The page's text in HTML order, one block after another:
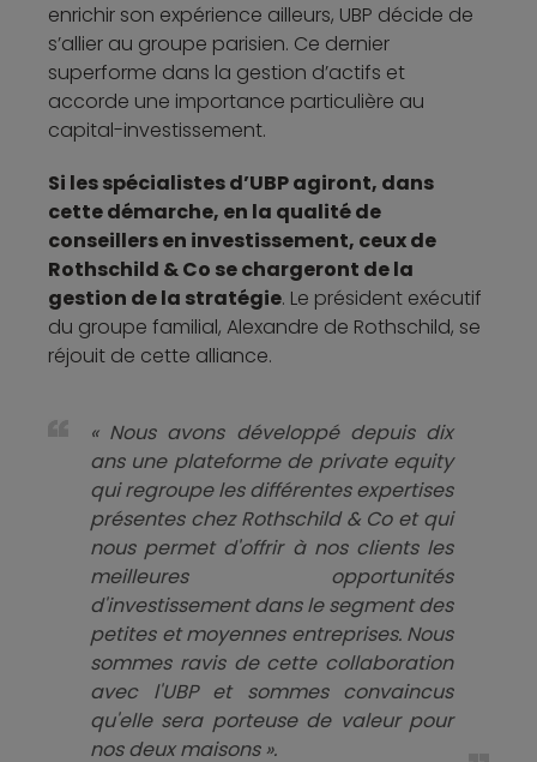
enrichir son expérience ailleurs, UBP décide de
s’allier au groupe parisien. Ce dernier
superforme dans la gestion d’actifs et
accorde une importance particulière au
capital-investissement.
Si les spécialistes d’UBP agiront, dans
cette démarche, en la qualité de
conseillers en investissement, ceux de
Rothschild & Co se chargeront de la
gestion de la stratégie. Le président exécutif
du groupe familial, Alexandre de Rothschild, se
réjouit de cette alliance.
« Nous avons développé depuis dix
ans une plateforme de private equity
qui regroupe les différentes expertises
présentes chez Rothschild & Co et qui
nous permet d'offrir à nos clients les
meilleures opportunités
d'investissement dans le segment des
petites et moyennes entreprises. Nous
sommes ravis de cette collaboration
avec l'UBP et sommes convaincus
qu'elle sera porteuse de valeur pour
nos deux maisons ».